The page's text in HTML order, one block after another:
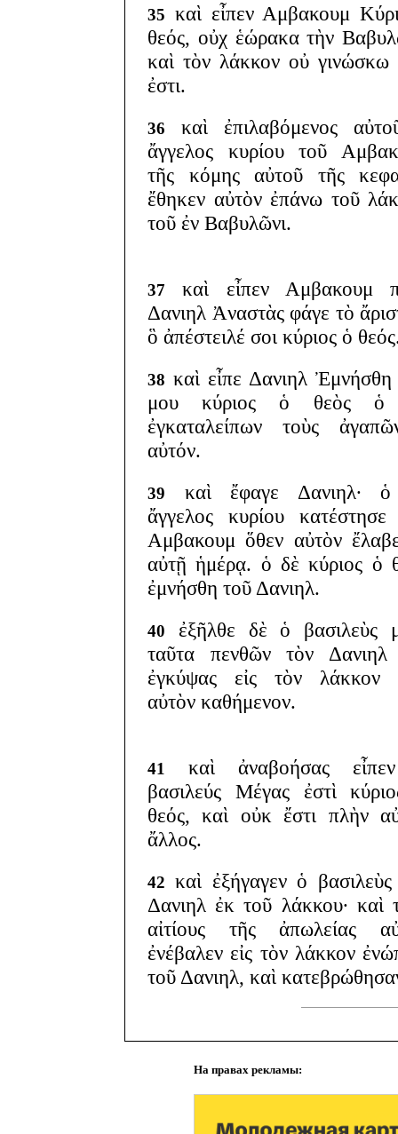
35 καὶ εἶπεν Αμβακουμ
θεός, οὐχ ἑώρακα τὴν
καὶ τὸν λάκκον οὐ γινώσκω
ἐστι.
36
καὶ ἐπιλαβόμενος
ἄγγελος κυρίου τοῦ
τῆς κόμης αὐτοῦ τῆς
ἔθηκεν αὐτὸν ἐπάνω τοῦ
τοῦ ἐν Βαβυλῶνι.
37
καὶ εἶπεν Αμβακουμ
Δανιηλ Ἀναστὰς φάγε τὸ
ὃ ἀπέστειλέ σοι κύριος ὁ
38 καὶ εἶπε Δανιηλ Ἐμνήσθη
μου κύριος ὁ θεὸς ὁ
ἐγκαταλείπων τοὺς
αὐτόν.
39
καὶ ἔφαγε Δανιηλ·
ἄγγελος κυρίου κατέστησε
Αμβακουμ ὅθεν αὐτὸν
αὐτῇ ἡμέρᾳ. ὁ δὲ κύριος ὁ
ἐμνήσθη τοῦ Δανιηλ.
40
ἐξῆλθε δὲ ὁ βασιλεὺς
ταῦτα πενθῶν τὸν Δανιηλ
ἐγκύψας εἰς τὸν λάκκον
αὐτὸν καθήμενον.
41
καὶ ἀναβοήσας
βασιλεύς Μέγας ἐστὶ
θεός, καὶ οὐκ ἔστι πλὴν
ἄλλος.
42 καὶ ἐξήγαγεν ὁ
Δανιηλ ἐκ τοῦ λάκκου· καὶ
αἰτίους τῆς ἀπωλείας
ἐνέβαλεν εἰς τὸν λάκκον
τοῦ Δανιηλ, καὶ
На правах рекламы: